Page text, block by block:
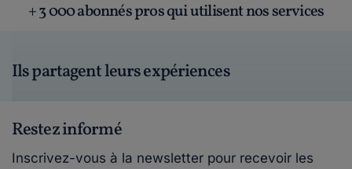
+ 3 000 abonnés pros qui utilisent nos services
Ils partagent leurs expériences
Restez informé
Inscrivez-vous à la newsletter pour recevoir les